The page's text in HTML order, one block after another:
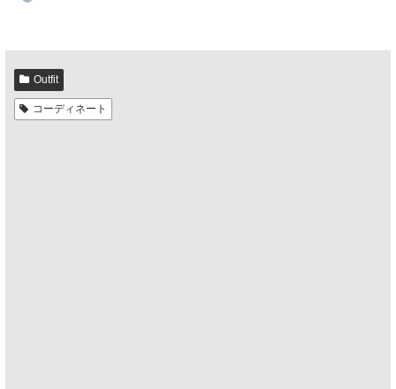
Outfit
コーディネート